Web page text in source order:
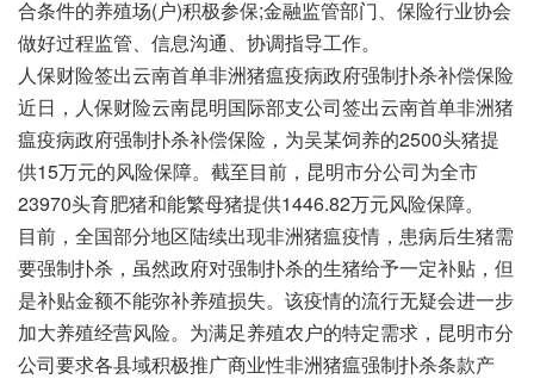
合条件的养殖场(户)积极参保;金融监管部门、保险行业协会
做好过程监管、信息沟通、协调指导工作。
人保财险签出云南首单非洲猪瘟疫病政府强制扑杀补偿保险
近日，人保财险云南昆明国际部支公司签出云南首单非洲猪
瘟疫病政府强制扑杀补偿保险，为吴某饲养的2500头猪提
供15万元的风险保障。截至目前，昆明市分公司为全市
23970头育肥猪和能繁母猪提供1446.82万元风险保障。
目前，全国部分地区陆续出现非洲猪瘟疫情，患病后生猪需
要强制扑杀，虽然政府对强制扑杀的生猪给予一定补贴，但
是补贴金额不能弥补养殖损失。该疫情的流行无疑会进一步
加大养殖经营风险。为满足养殖农户的特定需求，昆明市分
公司要求各县域积极推广商业性非洲猪瘟强制扑杀条款产